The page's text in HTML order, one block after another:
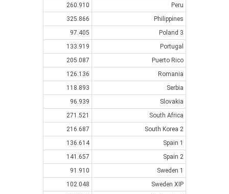
Peru
260.910
Philippines
325.866
Poland 3
97.405
Portugal
133.919
Puerto Rico
205.087
Romania
126.136
Serbia
118.893
Slovakia
96.939
South Africa
271.521
South Korea 2
216.687
Spain 1
136.614
Spain 2
141.657
Sweden 1
91.910
Sweden XIP
102.048